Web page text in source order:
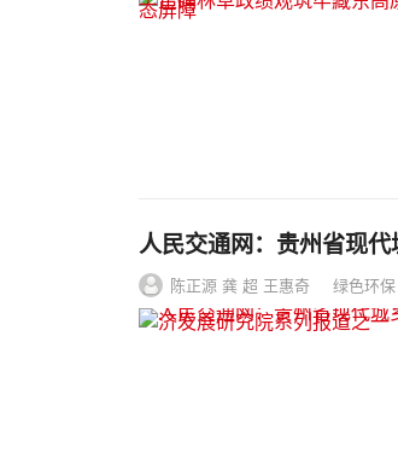
人民交通网：贵州省现
陈正源 龚 超 王惠奇 绿色环保